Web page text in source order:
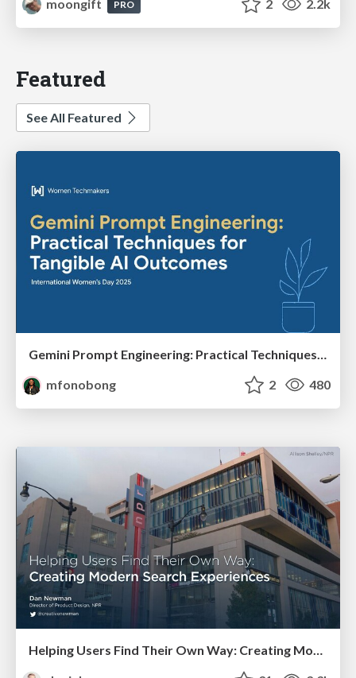
moongift
PRO 2 2.2k
Featured
See All Featured
Gemini Prompt Engineering: Practical Techniques for Tangible AI Outcomes
mfonobong
2 480
Helping Users Find Their Own Way: Creating Modern Search Experiences